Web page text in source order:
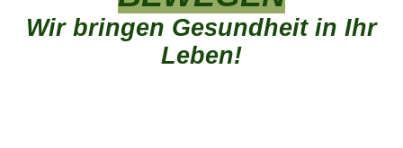
Wir bringen Gesundheit in Ihr
Leben!